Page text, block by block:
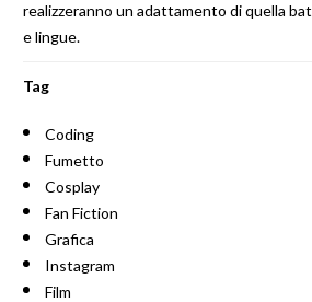
realizzeranno un adattamento di quella
e lingue.
Tag
Coding
Fumetto
Cosplay
Fan Fiction
Grafica
Instagram
Film